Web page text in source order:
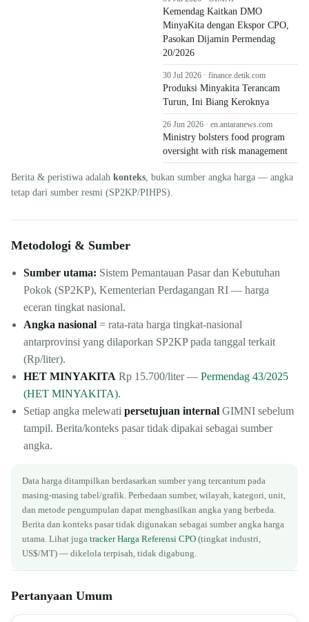
Kemendag Kaitkan DMO
MinyaKita dengan Ekspor CPO,
Pasokan Dijamin Permendag
20/2026
30 Jul 2026 · finance.detik.com
Produksi Minyakita Terancam
Turun, Ini Biang Keroknya
26 Jun 2026 · en.antaranews.com
Ministry bolsters food program
oversight with risk management
Berita & peristiwa adalah konteks, bukan sumber angka harga — angka
tetap dari sumber resmi (SP2KP/PIHPS).
Metodologi & Sumber
Sumber utama: Sistem Pemantauan Pasar dan Kebutuhan
Pokok (SP2KP), Kementerian Perdagangan RI — harga
eceran tingkat nasional.
Angka nasional = rata-rata harga tingkat-nasional
antarprovinsi yang dilaporkan SP2KP pada tanggal terkait
(Rp/liter).
HET MINYAKITA Rp 15.700/liter — Permendag 43/2025
(HET MINYAKITA).
Setiap angka melewati persetujuan internal GIMNI sebelum
tampil. Berita/konteks pasar tidak dipakai sebagai sumber
angka.
Data harga ditampilkan berdasarkan sumber yang tercantum pada
masing-masing tabel/grafik. Perbedaan sumber, wilayah, kategori, unit,
dan metode pengumpulan dapat menghasilkan angka yang berbeda.
Berita dan konteks pasar tidak digunakan sebagai sumber angka harga
utama. Lihat juga tracker Harga Referensi CPO (tingkat industri,
US$/MT) — dikelola terpisah, tidak digabung.
Pertanyaan Umum